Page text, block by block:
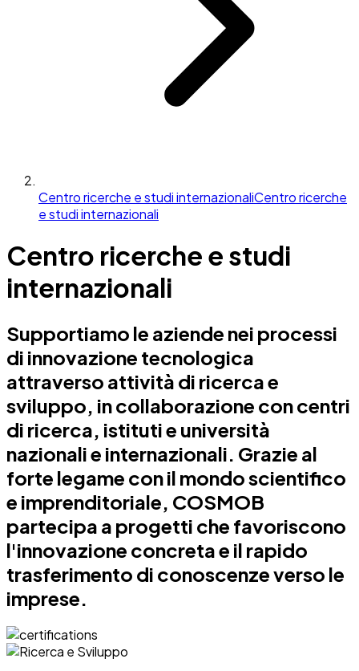
Centro ricerche e studi internazionaliCentro ricerche
e studi internazionali
Centro ricerche e studi
internazionali
Supportiamo le aziende nei processi
di innovazione tecnologica
attraverso attività di ricerca e
sviluppo, in collaborazione con centri
di ricerca, istituti e università
nazionali e internazionali. Grazie al
forte legame con il mondo scientifico
e imprenditoriale, COSMOB
partecipa a progetti che favoriscono
l'innovazione concreta e il rapido
trasferimento di conoscenze verso le
imprese.